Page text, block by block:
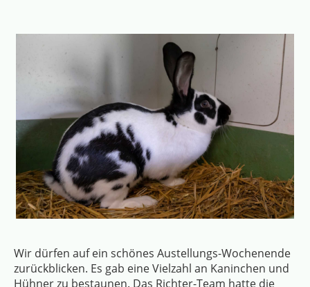
Wir dürfen auf ein schönes Austellungs-Wochenende
zurückblicken. Es gab eine Vielzahl an Kaninchen und
Hühner zu bestaunen. Das Richter-Team hatte die